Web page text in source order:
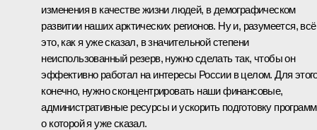
изменения в качестве жизни людей, в демографическом
развитии наших арктических регионов. Ну и, разумеется, всё
это, как я уже сказал, в значительной степени
неиспользованный резерв, нужно сделать так, чтобы он
эффективно работал на интересы России в целом. Для
конечно, нужно сконцентрировать наши финансовые,
административные ресурсы и ускорить подготовку
о которой я уже сказал.